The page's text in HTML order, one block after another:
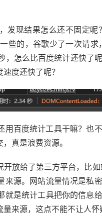
发现结果怎么还不固定
些的，谷歌少了一次请
怎么比百度统计还快了
度还快了呢？
百度统计工具干嘛？也
真是浪费资源。
放给了第三方平台，比
源。网站流量情况是私
是统计工具把你的信息
来源，这点不能不让人怀